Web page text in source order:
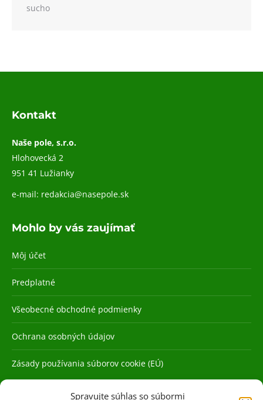
Spravujte súhlas so súbormi
sucho
Kontakt
Naše pole, s.r.o.
Hlohovecká 2
951 41 Lužianky
e-mail: redakcia@nasepole.sk
Mohlo by vás zaujímať
Môj účet
Predplatné
Všeobecné obchodné podmienky
Ochrana osobných údajov
Zásady používania súborov cookie (EÚ)